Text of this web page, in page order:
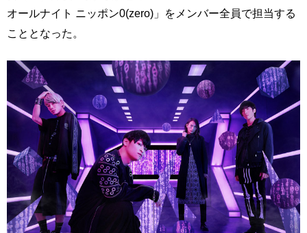
オールナイト ニッポン0(zero)」をメンバー全員で担当する
こととなった。